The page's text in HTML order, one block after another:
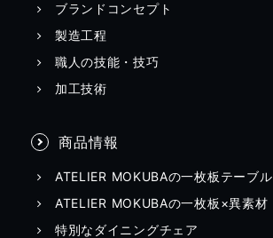
ブランドコンセプト
製造工程
職人の技能・技巧
加工技術
商品情報
ATELIER MOKUBAの一枚板テーブル
ATELIER MOKUBAの一枚板×異素材
特別なダイニングチェア